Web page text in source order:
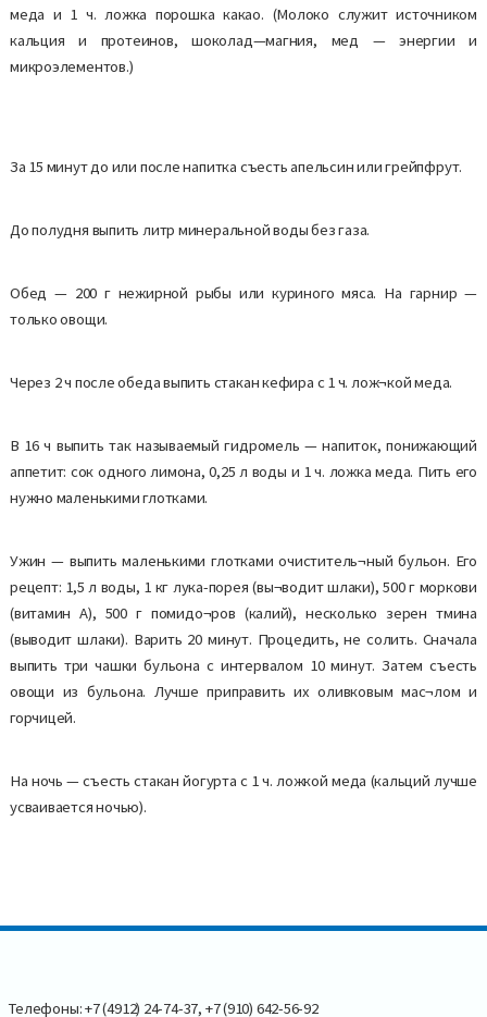
меда и 1 ч. ложка порошка какао. (Молоко служит источником
кальция и протеинов, шоколад—магния, мед — энергии и
микроэлементов.)
За 15 минут до или после напитка съесть апельсин или грейпфрут.
До полудня выпить литр минеральной воды без газа.
Обед — 200 г нежирной рыбы или куриного мяса. На гарнир —
только овощи.
Через 2 ч после обеда выпить стакан кефира с 1 ч. лож¬кой меда.
В 16 ч выпить так называемый гидромель — напиток, понижающий
аппетит: сок одного лимона, 0,25 л воды и 1 ч. ложка меда. Пить его
нужно маленькими глотками.
Ужин — выпить маленькими глотками очиститель¬ный бульон. Его
рецепт: 1,5 л воды, 1 кг лука-порея (вы¬водит шлаки), 500 г моркови
(витамин А), 500 г помидо¬ров (калий), несколько зерен тмина
(выводит шлаки). Варить 20 минут. Процедить, не солить. Сначала
выпить три чашки бульона с интервалом 10 минут. Затем съесть
овощи из бульона. Лучше приправить их оливковым мас¬лом и
горчицей.
На ночь — съесть стакан йогурта с 1 ч. ложкой меда (кальций лучше
усваивается ночью).
Телефоны: +7 (4912) 24-74-37, +7 (910) 642-56-92